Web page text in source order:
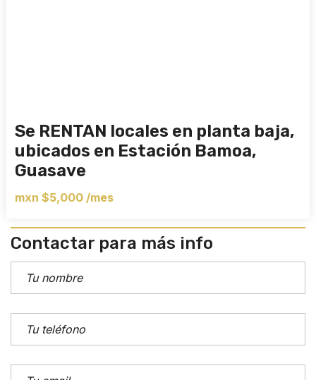
Se RENTAN locales en planta baja,
ubicados en Estación Bamoa,
Guasave
mxn $5,000 /mes
Contactar para más info